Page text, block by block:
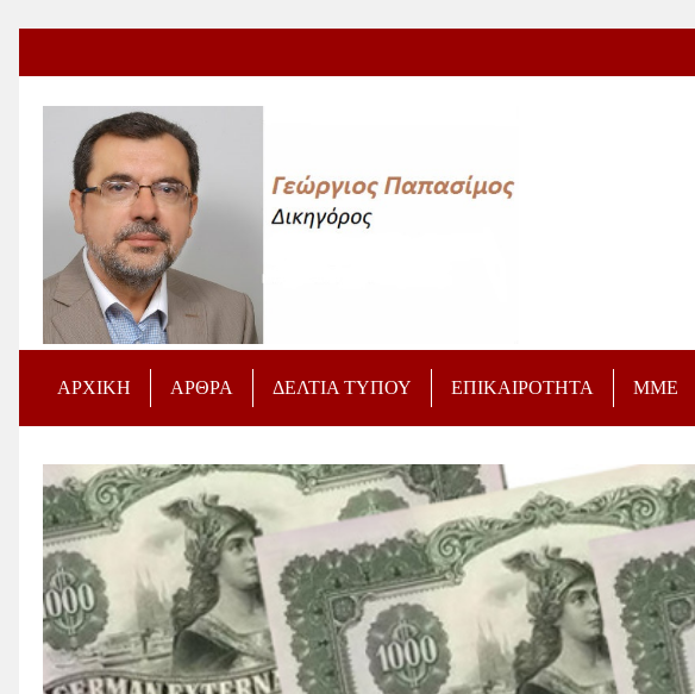
ΑΡΧΙΚΗ ΑΡΘΡΑ ΔΕΛΤΙΑ ΤΥΠΟΥ ΕΠΙΚΑΙΡΟΤΗΤΑ ΜΜΕ